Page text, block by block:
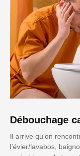
Débouchage
Il arrive qu'on
l’évier/lavabos,